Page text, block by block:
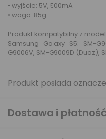
• wyjście: 5V, 500mA
• waga: 85g
Produkt kompatybilny z
Samsung Galaxy S5: SM-
G9006V, SM-G9009D (Duoz),
Produkt posiada
Dostawa i płatność